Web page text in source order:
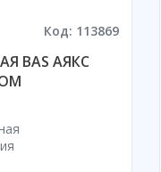
Код: 113869
BAS АЯКС